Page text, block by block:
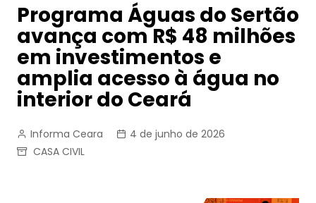
Programa Águas do Sertão
avança com R$ 48 milhões
em investimentos e
amplia acesso à água no
interior do Ceará
Informa Ceara
4 de junho de 2026
CASA CIVIL